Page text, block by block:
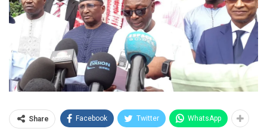
Share Facebook Twitter WhatsApp